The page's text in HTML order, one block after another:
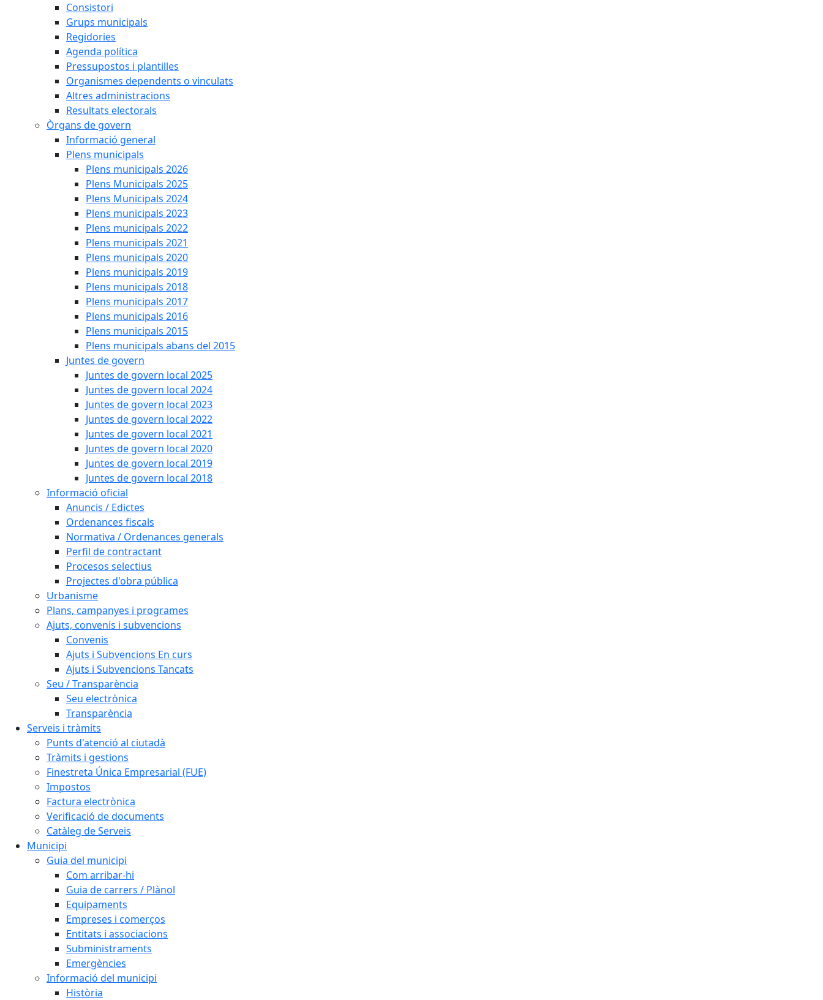
Consistori
Grups municipals
Regidories
Agenda política
Pressupostos i plantilles
Organismes dependents o vinculats
Altres administracions
Resultats electorals
Òrgans de govern
Informació general
Plens municipals
Plens municipals 2026
Plens Municipals 2025
Plens Municipals 2024
Plens municipals 2023
Plens municipals 2022
Plens municipals 2021
Plens municipals 2020
Plens municipals 2019
Plens municipals 2018
Plens municipals 2017
Plens municipals 2016
Plens municipals 2015
Plens municipals abans del 2015
Juntes de govern
Juntes de govern local 2025
Juntes de govern local 2024
Juntes de govern local 2023
Juntes de govern local 2022
Juntes de govern local 2021
Juntes de govern local 2020
Juntes de govern local 2019
Juntes de govern local 2018
Informació oficial
Anuncis / Edictes
Ordenances fiscals
Normativa / Ordenances generals
Perfil de contractant
Procesos selectius
Projectes d'obra pública
Urbanisme
Plans, campanyes i programes
Ajuts, convenis i subvencions
Convenis
Ajuts i Subvencions En curs
Ajuts i Subvencions Tancats
Seu / Transparència
Seu electrònica
Transparència
Serveis i tràmits
Punts d'atenció al ciutadà
Tràmits i gestions
Finestreta Única Empresarial (FUE)
Impostos
Factura electrònica
Verificació de documents
Catàleg de Serveis
Municipi
Guia del municipi
Com arribar-hi
Guia de carrers / Plànol
Equipaments
Empreses i comerços
Entitats i associacions
Subministraments
Emergències
Informació del municipi
Història